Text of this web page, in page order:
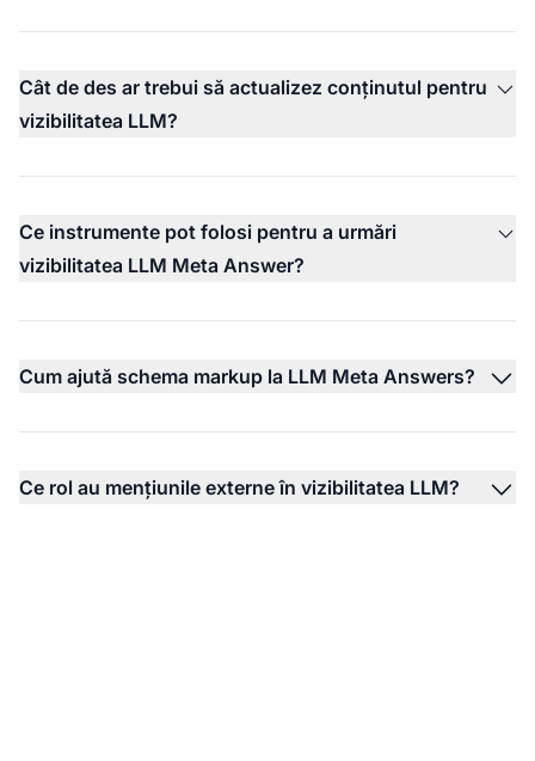
Cât de des ar trebui să actualizez conținutul pentru
vizibilitatea LLM?
Ce instrumente pot folosi pentru a urmări
vizibilitatea LLM Meta Answer?
Cum ajută schema markup la LLM Meta Answers?
Ce rol au mențiunile externe în vizibilitatea LLM?